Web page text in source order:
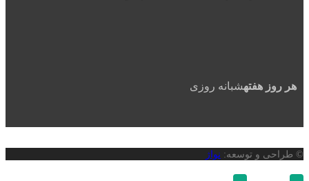
هر روز هفتهشبانه روزی
© طراحی و توسعه: نواژ